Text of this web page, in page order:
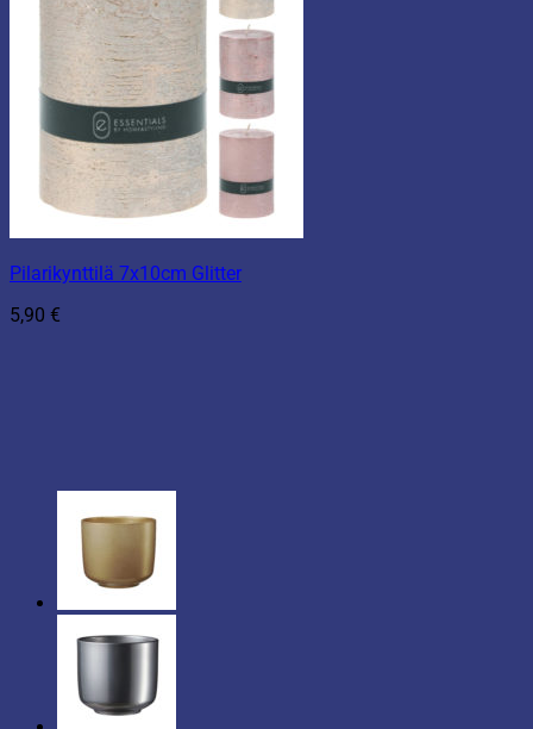
Pilarikynttilä 7x10cm Glitter
5,90 €